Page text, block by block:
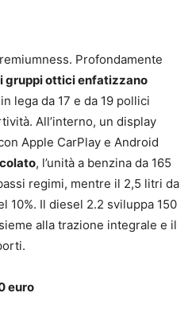
Profondamente
gruppi ottici enfatizzano
lega da 17 e da 19 pollici
All’interno, un display
Apple CarPlay e Android
, l’unità a benzina da 165
regimi, mentre il 2,5 litri da
10%. Il diesel 2.2 sviluppa 150
alla trazione integrale e il
euro